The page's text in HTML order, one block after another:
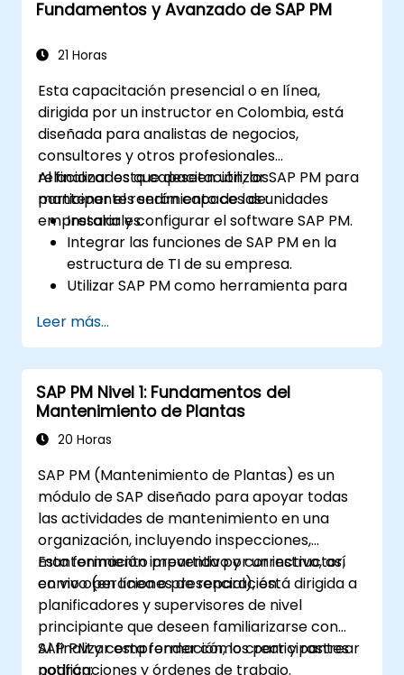
Fundamentos y Avanzado de SAP PM
21 Horas
Esta capacitación presencial o en línea,
dirigida por un instructor en Colombia, está
diseñada para analistas de negocios,
consultores y otros profesionales
relacionados que deseen utilizar SAP PM para
mantener el rendimiento de las unidades
empresariales.
Al finalizar esta capacitación, los
participantes serán capaces de:
Instalar y configurar el software SAP PM.
Integrar las funciones de SAP PM en la
estructura de TI de su empresa.
Utilizar SAP PM como herramienta para
roles de mantenimiento.
Aprovechar los informes de SAP PM para
resolver las necesidades de los clientes.
Reconocer la importancia de las
implementaciones de SAP PM en el flujo
de trabajo de la planta y la seguridad del
Leer más...
SAP PM Nivel 1: Fundamentos del
Mantenimiento de Plantas
20 Horas
SAP PM (Mantenimiento de Plantas) es un
módulo de SAP diseñado para apoyar todas
las actividades de mantenimiento en una
organización, incluyendo inspecciones,
mantenimiento preventivo y correctivo, así
como operaciones de reparación.
Esta formación impartida por un instructor,
en vivo (en línea o presencial), está dirigida a
planificadores y supervisores de nivel
principiante que deseen familiarizarse con
SAP PM y comprender cómo crear y rastrear
notificaciones y órdenes de trabajo.
Al finalizar esta formación, los participantes
podrán: